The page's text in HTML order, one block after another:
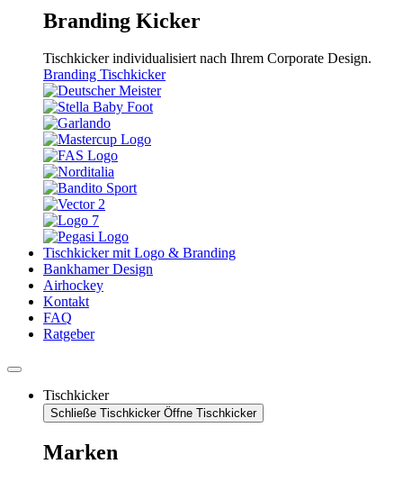
Branding Kicker
Tischkicker individualisiert nach Ihrem Corporate Design.
Branding Tischkicker
Tischkicker mit Logo & Branding
Bankhamer Design
Airhockey
Kontakt
FAQ
Ratgeber
Tischkicker
Schließe Tischkicker Öffne Tischkicker
Marken